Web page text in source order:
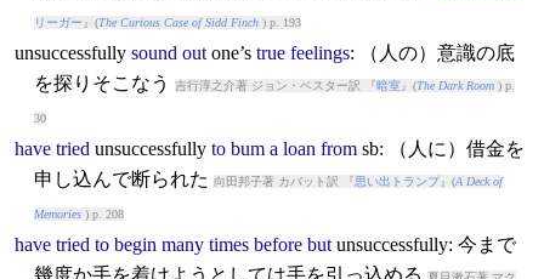
リーガー 』(The Curious Case of Sidd Finch) p. 193
unsuccessfully sound outone’s true feelings: （人の）意識の底
を探りそこなう
吉行淳之介著 ジョン・ベスター訳 『暗室』(The Dark Room) p.
30
have tried unsuccessfully to bum a loan fromsb: （人に）借金を
申し込んで断られた 向田邦子著 カバット訳 『思い出トランプ』(A Deck of
Memories) p. 208
have tried to begin many times before but unsuccessfully: 今まで